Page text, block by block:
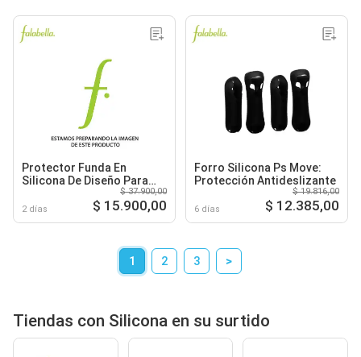
Protector Funda En
Silicona De Diseño Para
2 días
$ 37.900,00
$ 15.900,00
Forro Silicona Ps Move:
Protección Antideslizante
6 días
$ 19.816,00
$ 12.385,00
1 2 3 >
Tiendas con Silicona en su surtido